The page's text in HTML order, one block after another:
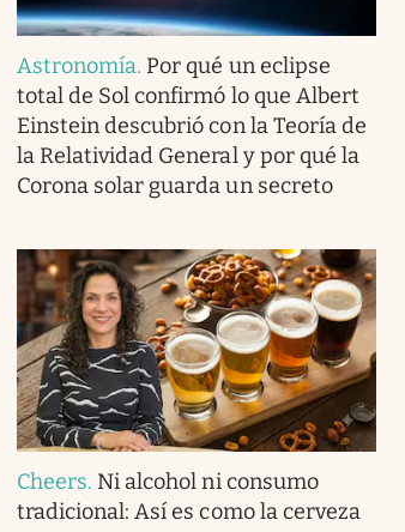
Astronomía. Por qué un eclipse
total de Sol confirmó lo que Albert
Einstein descubrió con la Teoría de
la Relatividad General y por qué la
Corona solar guarda un secreto
Cheers. Ni alcohol ni consumo
tradicional: Así es como la cerveza